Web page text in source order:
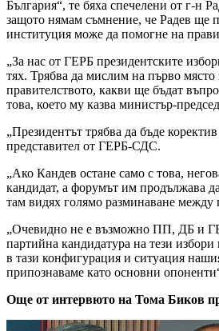
България“, те бяха спечелени от г-н
защото нямам съмнение, че Радев ще
институция може да помогне на
„За нас от ГЕРБ президентските
тях. Трябва да мислим на първо
правителството, какви ще бъдат
това, което му казва министър-
„Президентът трябва да бъде
представител от ГЕРБ-СДС.
„Ако Кандев остане само с това,
кандидат, а форумът им продължава
там видях голямо разминаване между
„Очевидно не е възможно ПП, ДБ и
партийна кандидатура на тези
в тази конфигурация и ситуация
припознаваме като основни
Още от интервюто на Тома Биков